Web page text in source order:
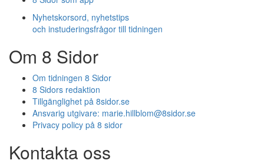
Nyhetskorsord, nyhetstips
och instuderingsfrågor till tidningen
Om 8 Sidor
Om tidningen 8 Sidor
8 Sidors redaktion
Tillgänglighet på 8sidor.se
Ansvarig utgivare: marie.hillblom@8sidor.se
Privacy policy på 8 sidor
Kontakta oss